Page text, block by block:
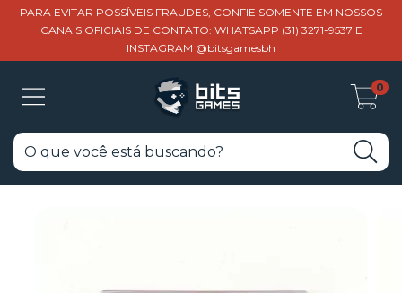
PARA EVITAR POSSÍVEIS FRAUDES, CONFIE SOMENTE EM NOSSOS
CANAIS OFICIAIS DE CONTATO: WHATSAPP (31) 3271-9537 E
INSTAGRAM @bitsgamesbh
0